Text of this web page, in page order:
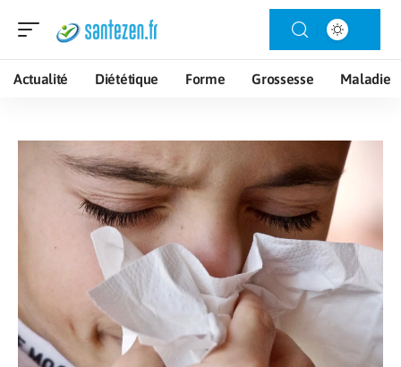
Actualité Diététique Forme Grossesse Maladie